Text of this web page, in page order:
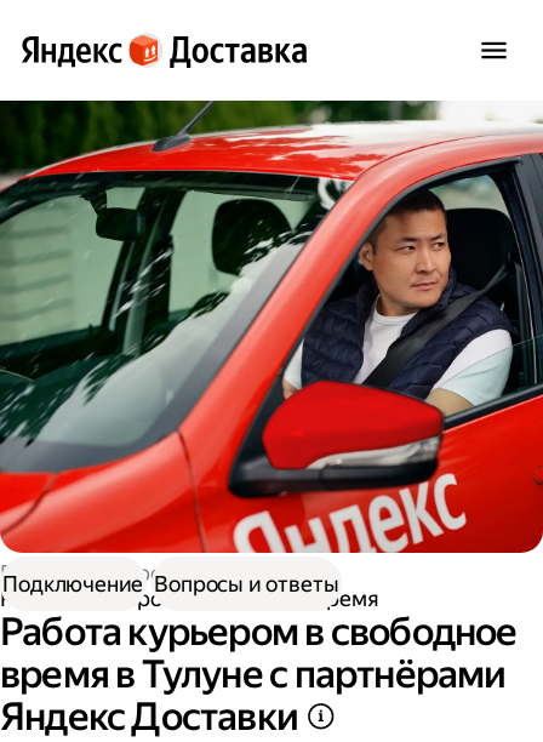
Работа курьером
Работа курьером в свободное время
Работа курьером в свободное
время в Тулуне с партнёрами
Яндекс Доставки
Подключение Вопросы и ответы